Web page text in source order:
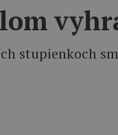
stupienkoch